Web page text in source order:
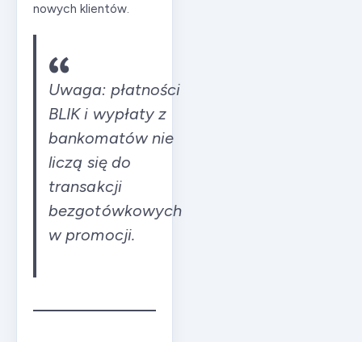
nowych klientów.
Uwaga: płatności
BLIK i wypłaty z
bankomatów nie
liczą się do
transakcji
bezgotówkowych
w promocji.